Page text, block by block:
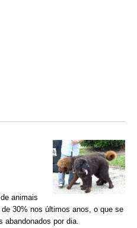
animais
30% nos últimos anos, o que se
abandonados por dia.